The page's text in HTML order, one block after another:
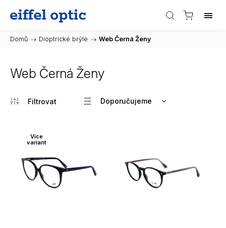
Domů / Dioptrické brýle / Web Černá Ženy
Web Černá Ženy
Doporučujeme
Abecedně
Více
variant